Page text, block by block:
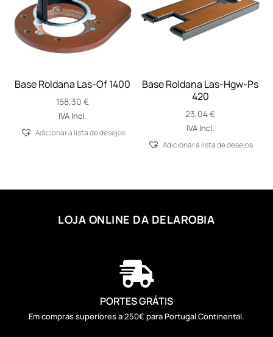
Base Roldana Las-Of 1400
158,30€
IVA Incl.
Adicionar á lista de desejos
Base Roldana Las-Hgw-Ps
420
23,04€
IVA Incl.
Adicionar á lista de desejos
LOJA ONLINE DA DELAROBIA

PORTES GRÁTIS
Em compras superiores a 250€ para Portugal Continental.